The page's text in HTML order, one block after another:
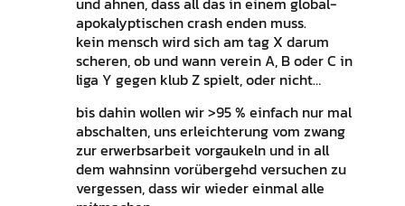
apokalyptischen crash enden muss.
kein mensch wird sich am tag X darum
scheren, ob und wann verein A, B oder C in
liga Y gegen klub Z spielt, oder nicht…
bis dahin wollen wir >95 % einfach nur mal
abschalten, uns erleichterung vom zwang
zur erwerbsarbeit vorgaukeln und in all
dem wahnsinn vorübergehd versuchen zu
vergessen, dass wir wieder einmal alle